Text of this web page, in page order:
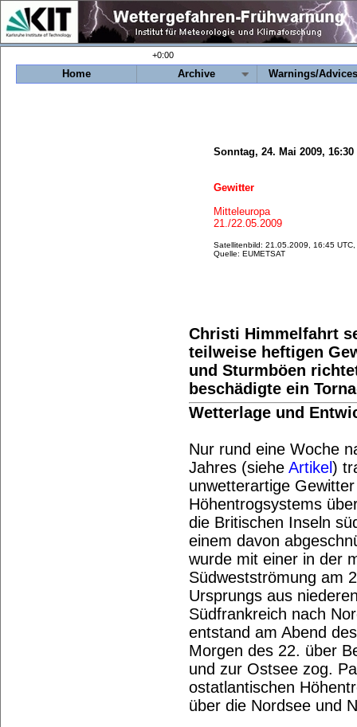
+0:00
Home Archive Warnings/
Sonntag, 24. Mai 2009, 16:30
Gewitter
Mitteleuropa
21./22.05.2009
Satellitenbild: 21.05.2009, 16:45
Quelle: EUMETSAT
Christi Himmelfahrt
teilweise heftigen
und Sturmböen
beschädigte ein
Wetterlage und
Nur rund eine Woche
Jahres (siehe Artikel)
unwetterartige
Höhentrogsystems
die Britischen Inseln
einem davon
wurde mit einer in der
Südwestströmung am
Ursprungs aus
Südfrankreich nach
entstand am Abend
Morgen des 22. über
und zur Ostsee zog.
ostatlantischen
über die Nordsee und